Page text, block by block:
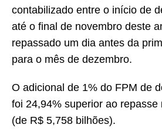
contabilizado entre o início de
até o final de novembro deste
repassado um dia antes da
para o mês de dezembro.
O adicional de 1% do FPM de
foi 24,94% superior ao repasse
(de R$ 5,758 bilhões).